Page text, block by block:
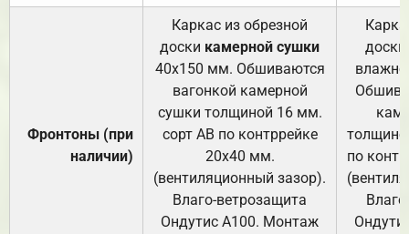
Фронтоны (при
наличии)
Каркас из обрезной
доски камерной сушки
40х150 мм. Обшиваются
вагонкой камерной
сушки толщиной 16 мм.
сорт АВ по контррейке
20х40 мм.
(вентиляционный зазор).
Влаго-ветрозащита
Ондутис А100. Монтаж
доски
по